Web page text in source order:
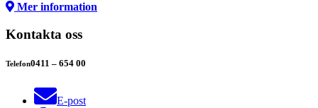
Mer information
Kontakta oss
Telefon0411 – 654 00
E-post